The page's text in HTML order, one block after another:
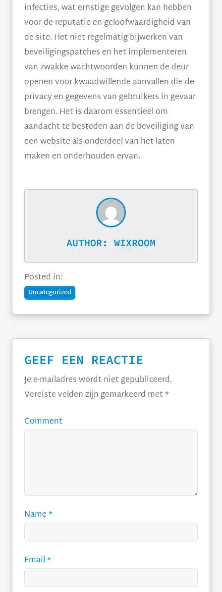
infecties, wat ernstige gevolgen kan hebben
voor de reputatie en geloofwaardigheid van
de site. Het niet regelmatig bijwerken van
beveiligingspatches en het implementeren
van zwakke wachtwoorden kunnen de deur
openen voor kwaadwillende aanvallen die de
privacy en gegevens van gebruikers in gevaar
brengen. Het is daarom essentieel om
aandacht te besteden aan de beveiliging van
een website als onderdeel van het laten
maken en onderhouden ervan.
AUTHOR: WIXROOM
Posted in:
Uncategorized
GEEF EEN REACTIE
Je e-mailadres wordt niet gepubliceerd.
Vereiste velden zijn gemarkeerd met*
Comment
Name*
Email*